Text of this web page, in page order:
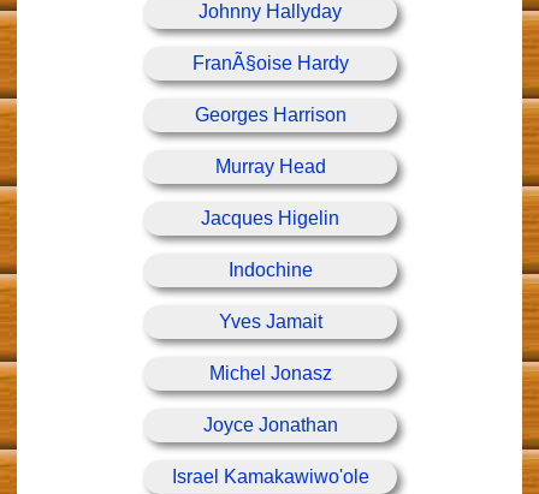
Johnny Hallyday
FranÃ§oise Hardy
Georges Harrison
Murray Head
Jacques Higelin
Indochine
Yves Jamait
Michel Jonasz
Joyce Jonathan
Israel Kamakawiwo'ole